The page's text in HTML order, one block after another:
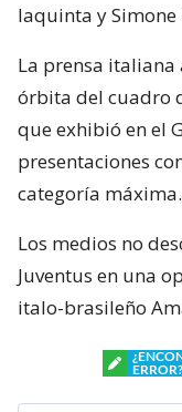
Iaquinta y Simone
La prensa
órbita del cuadro
que exhibió en el
presentaciones
categoría máxima.
Los medios no
Juventus en una
italo-brasileño
ERROR?